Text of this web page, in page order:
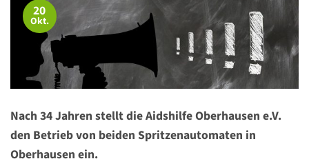
20
Okt.
Nach 34 Jahren stellt die Aidshilfe Oberhausen e.V.
den Betrieb von beiden Spritzenautomaten in
Oberhausen ein.